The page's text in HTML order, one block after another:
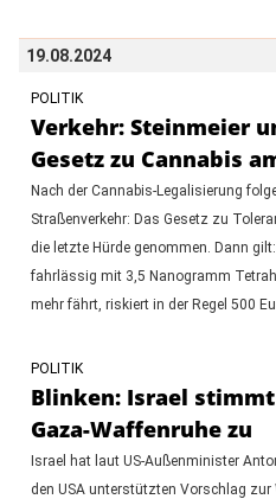
19.08.2024
POLITIK
Verkehr: Steinmeier
Gesetz zu Cannabis
Nach der Cannabis-Legalisierung
Straßenverkehr: Das Gesetz zu
die letzte Hürde genommen. Dann
fahrlässig mit 3,5 Nanogramm
mehr fährt, riskiert in der Regel 500
POLITIK
Blinken: Israel
Gaza-Waffenruhe zu
Israel hat laut US-Außenminister
den USA unterstützten Vorschlag